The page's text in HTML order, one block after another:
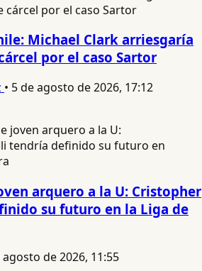
Michael Clark arriesgaría
por el caso Sartor
• 5 de agosto de 2026, 17:12
arquero a la U: Cristopher
su futuro en la Liga de
agosto de 2026, 11:55